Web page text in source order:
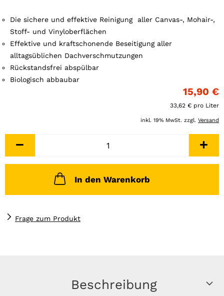
Die sichere und effektive Reinigung aller Canvas-, Mohair-,
Stoff- und Vinyloberflächen
Effektive und kraftschonende Beseitigung aller
alltagsüblichen Dachverschmutzungen
Rückstandsfrei abspülbar
Biologisch abbaubar
15,90 €
33,62 € pro Liter
inkl. 19% MwSt. zzgl. Versand
In den Warenkorb
Frage zum Produkt
Beschreibung